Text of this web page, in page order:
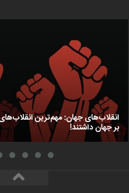
انقلاب‌های جهان: مهم‌ترین
بر جهان داشتند!